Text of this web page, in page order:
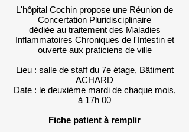
L'hôpital Cochin propose une Réunion de
Concertation Pluridisciplinaire
dédiée au traitement des Maladies
Inflammatoires Chroniques de l'Intestin et
ouverte aux praticiens de ville
Lieu : salle de staff du 7e étage, Bâtiment
ACHARD
Date : le deuxième mardi de chaque mois,
à 17h 00
Fiche patient à remplir